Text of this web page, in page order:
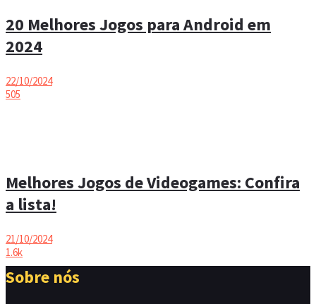
20 Melhores Jogos para Android em
2024
22/10/2024
505
Melhores Jogos de Videogames: Confira
a lista!
21/10/2024
1.6k
Sobre nós